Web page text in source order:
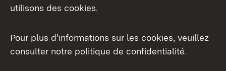
Aperçu des thèmes
utilisons des cookies.
Pour plus d'informations sur les cookies, veuillez
consulter notre politique de confidentialité.